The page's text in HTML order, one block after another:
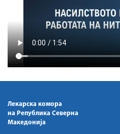
Лекарска комора
на Република Северна
Македонија